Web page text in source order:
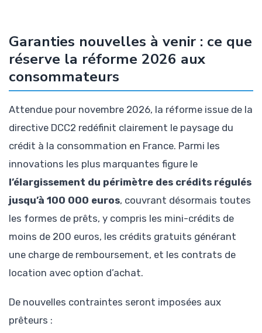
Garanties nouvelles à venir : ce que
réserve la réforme 2026 aux
consommateurs
Attendue pour novembre 2026, la réforme issue de la
directive DCC2 redéfinit clairement le paysage du
crédit à la consommation en France. Parmi les
innovations les plus marquantes figure le
l’élargissement du périmètre des crédits régulés
jusqu’à 100 000 euros, couvrant désormais toutes
les formes de prêts, y compris les mini-crédits de
moins de 200 euros, les crédits gratuits générant
une charge de remboursement, et les contrats de
location avec option d’achat.
De nouvelles contraintes seront imposées aux
prêteurs :